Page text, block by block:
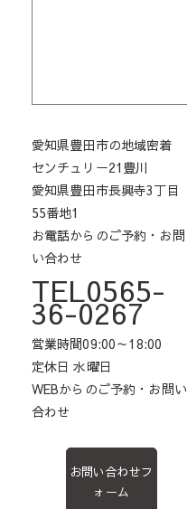
愛知県豊田市の地域密着
センチュリー21豊川
愛知県豊田市長興寺3丁目
55番地1
お電話からのご予約・お問
い合わせ
TEL0565-
36-0267
営業時間09:00～18:00
定休日 水曜日
WEBからのご予約・お問い
合わせ
お問い合わせフ
ォーム